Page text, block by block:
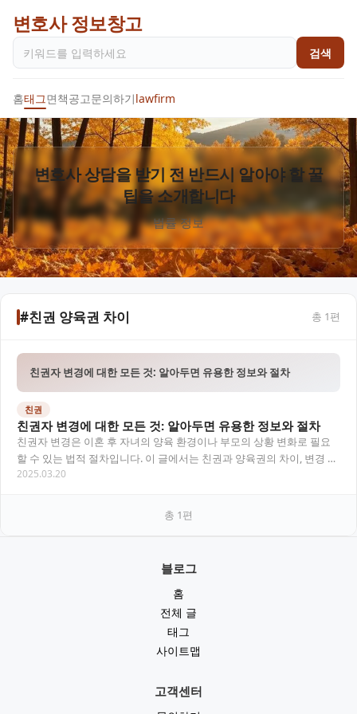
변호사 정보창고
검색
홈태그면책공고문의하기lawfirm
변호사 상담을 받기 전 반드시 알아야 할 꿀
팁을 소개합니다
법률 정보
#친권 양육권 차이 총 1편
친권자 변경에 대한 모든 것: 알아두면 유용한 정보와 절차
친권
친권자 변경에 대한 모든 것: 알아두면 유용한 정보와 절차
친권자 변경은 이혼 후 자녀의 양육 환경이나 부모의 상황 변화로 필요
할 수 있는 법적 절차입니다. 이 글에서는 친권과 양육권의 차이, 변경 사
유, 절차, 필요 서류, 그리고 사람들…
2025.03.20
총 1편
블로그
홈
전체 글
태그
사이트맵
고객센터